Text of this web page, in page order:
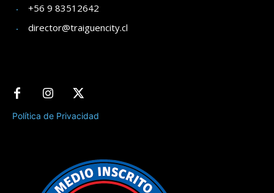
+56 9 83512642
director@traiguencity.cl
Política de Privacidad